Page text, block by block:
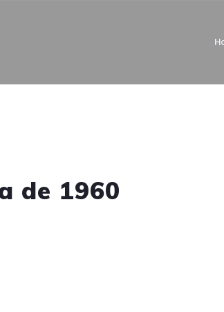
de 1960